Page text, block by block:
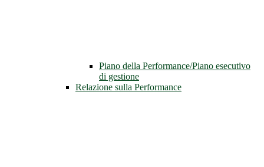
Piano della Performance/Piano esecutivo
di gestione
Relazione sulla Performance